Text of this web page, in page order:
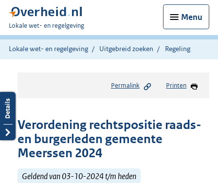
Menu
U
bent
hier:
Lokale wet- en regelgeving
Lokale wet- en regelgeving Uitgebreid zoeken Regeling
Permalink Printen
Verordening rechtspositie raads-
en burgerleden gemeente
Meerssen 2024
Geldend van 03-10-2024 t/m heden